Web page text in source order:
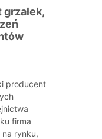
producent
firma
rynku,